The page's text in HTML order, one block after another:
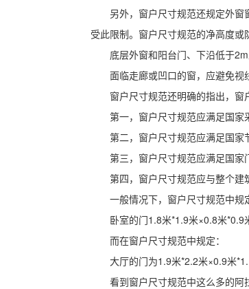
另外，窗户尺寸规范还规定外
受此限制。窗户尺寸规范的净高度或
底层外窗和阳台门、下沿低于
面临走廊或凹口的窗，应避免视
窗户尺寸规范还明确的指出，窗
第一，窗户尺寸规范应满足国家
第二，窗户尺寸规范应满足国家
第三，窗户尺寸规范应满足国家
第四，窗户尺寸规范应与整个建
一般情况下，窗户尺寸规范中规
卧室的门1.8米*1.9米×0.8米
而在窗户尺寸规范中规定：
大厅的门为1.9米*2.2米×0.9米
看到窗户尺寸规范中这么多的